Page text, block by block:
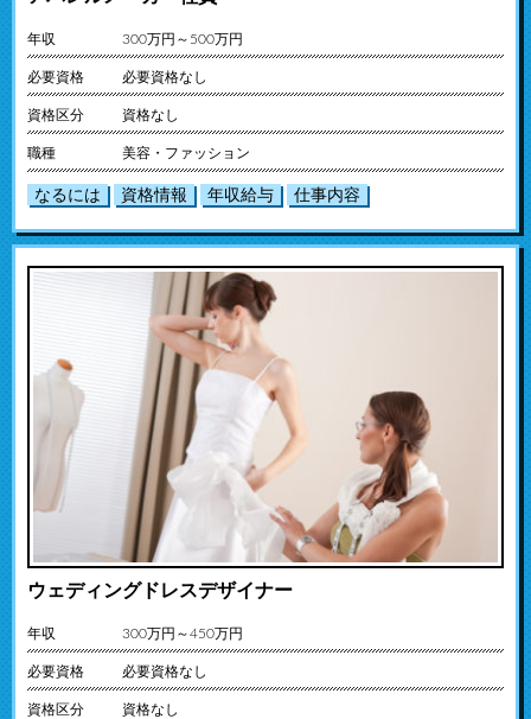
年収 300万円～500万円
必要資格 必要資格なし
資格区分 資格なし
職種 美容・ファッション
なるには 資格情報 年収給与 仕事内容
ウェディングドレスデザイナー
年収 300万円～450万円
必要資格 必要資格なし
資格区分 資格なし